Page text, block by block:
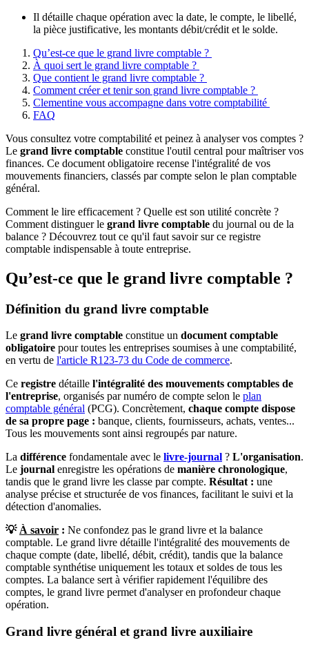
Il détaille chaque opération avec la date, le compte, le libellé,
la pièce justificative, les montants débit/crédit et le solde.
Qu’est-ce que le grand livre comptable ?
À quoi sert le grand livre comptable ?
Que contient le grand livre comptable ?
Comment créer et tenir son grand livre comptable ?
Clementine vous accompagne dans votre comptabilité
FAQ
Vous consultez votre comptabilité et peinez à analyser vos comptes ?
Le grand livre comptable constitue l'outil central pour maîtriser vos
finances. Ce document obligatoire recense l'intégralité de vos
mouvements financiers, classés par compte selon le plan comptable
général.
Comment le lire efficacement ? Quelle est son utilité concrète ?
Comment distinguer le grand livre comptable du journal ou de la
balance ? Découvrez tout ce qu'il faut savoir sur ce registre
comptable indispensable à toute entreprise.
Qu’est-ce que le grand livre comptable ?
Définition du grand livre comptable
Le grand livre comptable constitue un document comptable
obligatoire pour toutes les entreprises soumises à une comptabilité,
en vertu de l'article R123-73 du Code de commerce.
Ce registre détaille l'intégralité des mouvements comptables de
l'entreprise, organisés par numéro de compte selon le plan
comptable général (PCG). Concrètement, chaque compte dispose
de sa propre page : banque, clients, fournisseurs, achats, ventes...
Tous les mouvements sont ainsi regroupés par nature.
La différence fondamentale avec le livre-journal ? L'organisation.
Le journal enregistre les opérations de manière chronologique,
tandis que le grand livre les classe par compte. Résultat : une
analyse précise et structurée de vos finances, facilitant le suivi et la
détection d'anomalies.
💡 À savoir : Ne confondez pas le grand livre et la balance
comptable. Le grand livre détaille l'intégralité des mouvements de
chaque compte (date, libellé, débit, crédit), tandis que la balance
comptable synthétise uniquement les totaux et soldes de tous les
comptes. La balance sert à vérifier rapidement l'équilibre des
comptes, le grand livre permet d'analyser en profondeur chaque
opération.
Grand livre général et grand livre auxiliaire